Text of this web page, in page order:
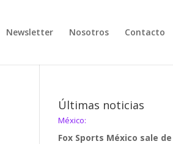
Newsletter Nosotros Contacto
Últimas noticias
México:
Fox Sports México sale de